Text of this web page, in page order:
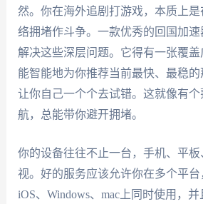
然。你在海外追剧打游戏，本质上是
络拥堵作斗争。一款优秀的回国加
解决这些深层问题。它得有一张覆盖
能智能地为你推荐当前最快、最稳
让你自己一个个去试错。这就像有
航，总能带你避开拥堵。
你的设备往往不止一台，手机、平
视。好的服务应该允许你在多个平台
iOS、Windows、mac上同时使用，